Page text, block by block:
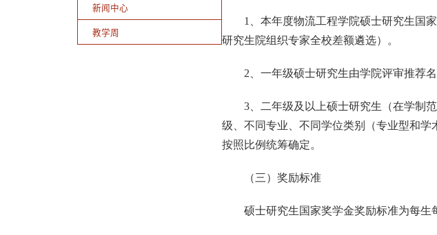
新闻中心
教学周
1 、本年度物流工程学院硕士研究生国
研究生院组织专家全校差额遴选）。
2 、一年级硕士研究生由学院评审推荐
3、二年级及以上硕士研究生（在学制
级、不同专业、不同学位类别（专业型和
按照比例统筹确定。
（三）奖励标准
硕士研究生国家奖学金奖励标准为每生